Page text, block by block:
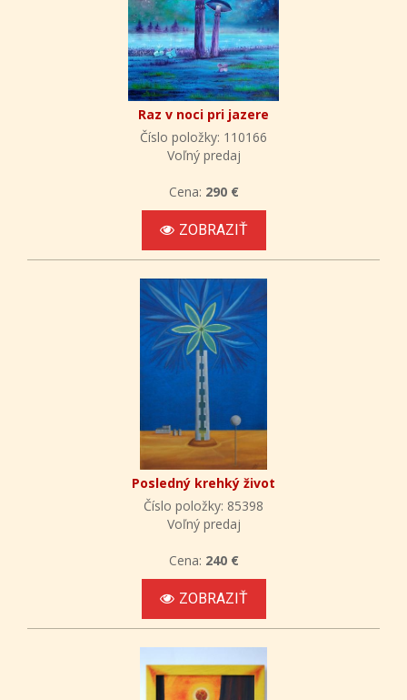
Raz v noci pri jazere
Číslo položky: 110166
Voľný predaj
Cena: 290 €
ZOBRAZIŤ
Posledný krehký život
Číslo položky: 85398
Voľný predaj
Cena: 240 €
ZOBRAZIŤ